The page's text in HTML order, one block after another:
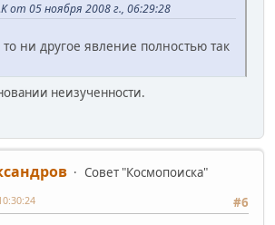
от 05 ноября 2008 г., 06:29:28
ни другое явление полностью так
неизученности.
Совет "Космопоиска"
#6